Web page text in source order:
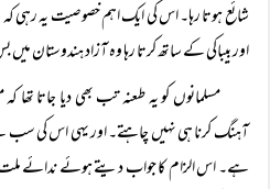
شائع ہوتا رہا۔ اس کی ایک اہم خصوصیت یہ رہی کہ
اور بیباکی کے ساتھ کرتا رہا وہ آزاد ہندوستان
مسلمانوں کو یہ طعنہ تب بھی دیا جاتا
آہنگ کرنا ہی نہیں چاہتے۔ اور یہی اس کی
ہے۔ اس الزام کا جواب دیتے ہوئے ندائے ملت